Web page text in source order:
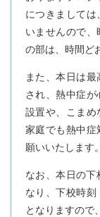
につきまして
いませんので
の部は、時間ど
また、本日は
され、熱中症が
設置や、こまめ
家庭でも熱中症
願いいたします。
なお、本日の
なり、下校時刻
となりますので